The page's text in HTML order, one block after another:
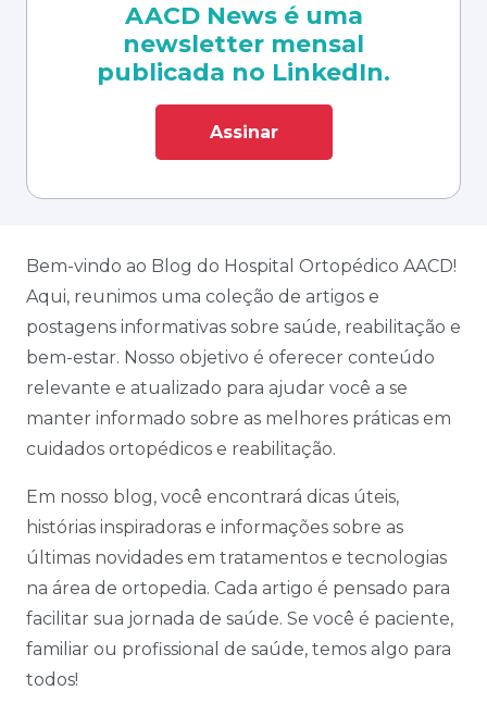
AACD News é uma
newsletter mensal
publicada no LinkedIn.
Assinar
Bem-vindo ao Blog do Hospital Ortopédico AACD!
Aqui, reunimos uma coleção de artigos e
postagens informativas sobre saúde, reabilitação e
bem-estar. Nosso objetivo é oferecer conteúdo
relevante e atualizado para ajudar você a se
manter informado sobre as melhores práticas em
cuidados ortopédicos e reabilitação.
Em nosso blog, você encontrará dicas úteis,
histórias inspiradoras e informações sobre as
últimas novidades em tratamentos e tecnologias
na área de ortopedia. Cada artigo é pensado para
facilitar sua jornada de saúde. Se você é paciente,
familiar ou profissional de saúde, temos algo para
todos!